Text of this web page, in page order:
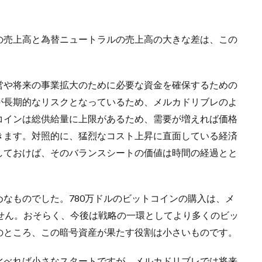
上高と為替ニュートラルの売上高の大きな差は、この
将来の事業拡大のために必要な資金を確保するための
期的なリスクとなっているため、メルカドリブレのよ
ンは総供給量に上限があるため、需要が増えれば価格
す。対照的に、猛烈なコスト上昇に直面している経済
おけば、そのバランスシートの価値は時間の経過とと
ものでした。780万ドルのビットコインの購入は、メ
。おそらく、今後は戦略の一環としてより多くのビッ
ころ、この暗号資産が果たす役割は小さいものです。